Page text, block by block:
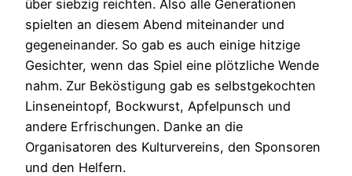
über siebzig reichten. Also alle Generationen
spielten an diesem Abend miteinander und
gegeneinander. So gab es auch einige hitzige
Gesichter, wenn das Spiel eine plötzliche Wende
nahm. Zur Beköstigung gab es selbstgekochten
Linseneintopf, Bockwurst, Apfelpunsch und
andere Erfrischungen. Danke an die
Organisatoren des Kulturvereins, den Sponsoren
und den Helfern.